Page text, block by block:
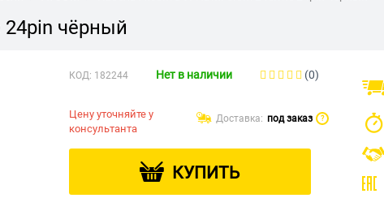
24pin чёрный
КОД: 182244 Нет в наличии (0)
Цену уточняйте у
консультанта
Доставка: под заказ ?
КУПИТЬ